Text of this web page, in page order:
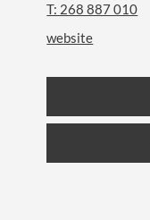
T: 268 887 010
website